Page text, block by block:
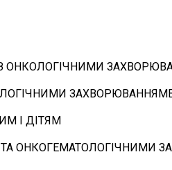
З ОНКОЛОГІЧНИМИ
І ДІТЯМ
ОНКОГЕМАТОЛОГІЧНИМИ